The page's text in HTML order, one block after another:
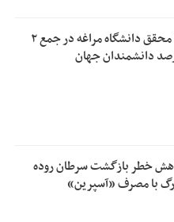
۱۰ محقق دانشگاه مراغه در جمع ۲
دانشمندان جهان
خطر بازگشت سرطان روده
با مصرف «آسپرین»